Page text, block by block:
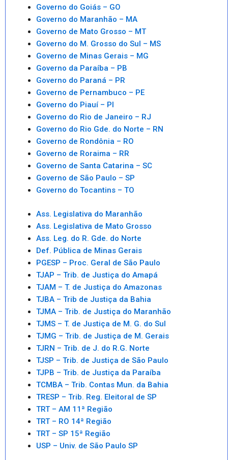
Governo do Goiás – GO
Governo do Maranhão – MA
Governo de Mato Grosso – MT
Governo do M. Grosso do Sul – MS
Governo de Minas Gerais – MG
Governo da Paraíba – PB
Governo do Paraná – PR
Governo de Pernambuco – PE
Governo do Piauí – PI
Governo do Rio de Janeiro – RJ
Governo do Rio Gde. do Norte – RN
Governo de Rondônia – RO
Governo de Roraima – RR
Governo de Santa Catarina – SC
Governo de São Paulo – SP
Governo do Tocantins – TO
Ass. Legislativa do Maranhão
Ass. Legislativa de Mato Grosso
Ass. Leg. do R. Gde. do Norte
Def. Pública de Minas Gerais
PGESP – Proc. Geral de São Paulo
TJAP – Trib. de Justiça do Amapá
TJAM – T. de Justiça do Amazonas
TJBA – Trib de Justiça da Bahia
TJMA – Trib. de Justiça do Maranhão
TJMS – T. de Justiça de M. G. do Sul
TJMG – Trib. de Justiça de M. Gerais
TJRN – Trib. de J. do R.G. Norte
TJSP – Trib. de Justiça de São Paulo
TJPB – Trib. de Justiça da Paraíba
TCMBA – Trib. Contas Mun. da Bahia
TRESP – Trib. Reg. Eleitoral de SP
TRT – AM 11ª Região
TRT – RO 14ª Região
TRT – SP 15ª Região
USP – Univ. de São Paulo SP